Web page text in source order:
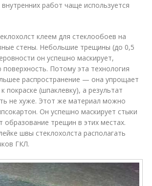
работ чаще используется
клеем для стеклообоев на
стены. Небольшие трещины (до 0,5
он успешно маскирует,
поверхность. Потому эта технология
распространение — она упрощает
покраске (шпаклевку), а результат
не хуже. Этот же материал можно
Он успешно маскирует стыки
образование трещин в этих местах.
швы стеклохолста располагать
ГКЛ.